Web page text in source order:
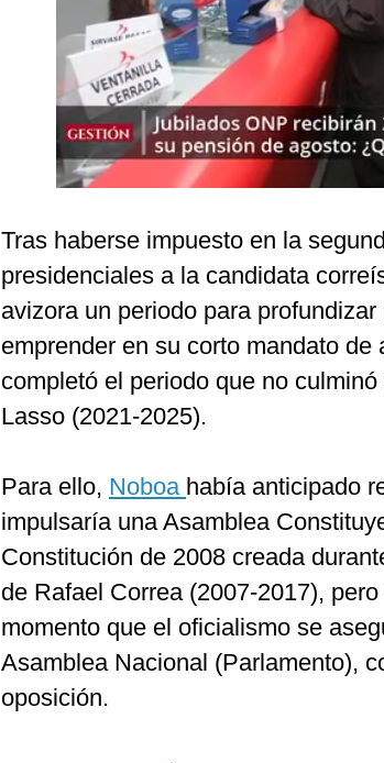
Tras haberse impuesto en la
presidenciales a la candidata
avizora un periodo para
emprender en su corto mandato de
completó el periodo que no
Lasso (2021-2025).
Para ello, Noboa había anticipado
impulsaría una Asamblea
Constitución de 2008 creada
de Rafael Correa (2007-2017),
momento que el oficialismo se
Asamblea Nacional (Parlamento),
oposición.